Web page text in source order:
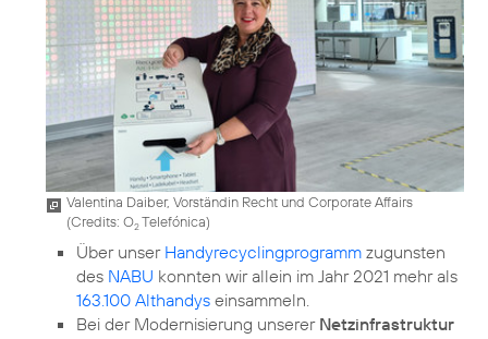
Valentina Daiber, Vorständin Recht und Corporate Affairs
(Credits: O2Telefónica)
Über unser Handyrecyclingprogramm zugunsten
des NABU konnten wir allein im Jahr 2021 mehr als
163.100 Althandys einsammeln.
Bei der Modernisierung unserer Netzinfrastruktur